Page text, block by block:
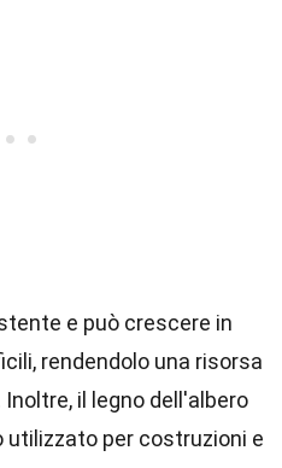
e può crescere in
rendendolo una risorsa
il legno dell'albero
utilizzato per costruzioni e